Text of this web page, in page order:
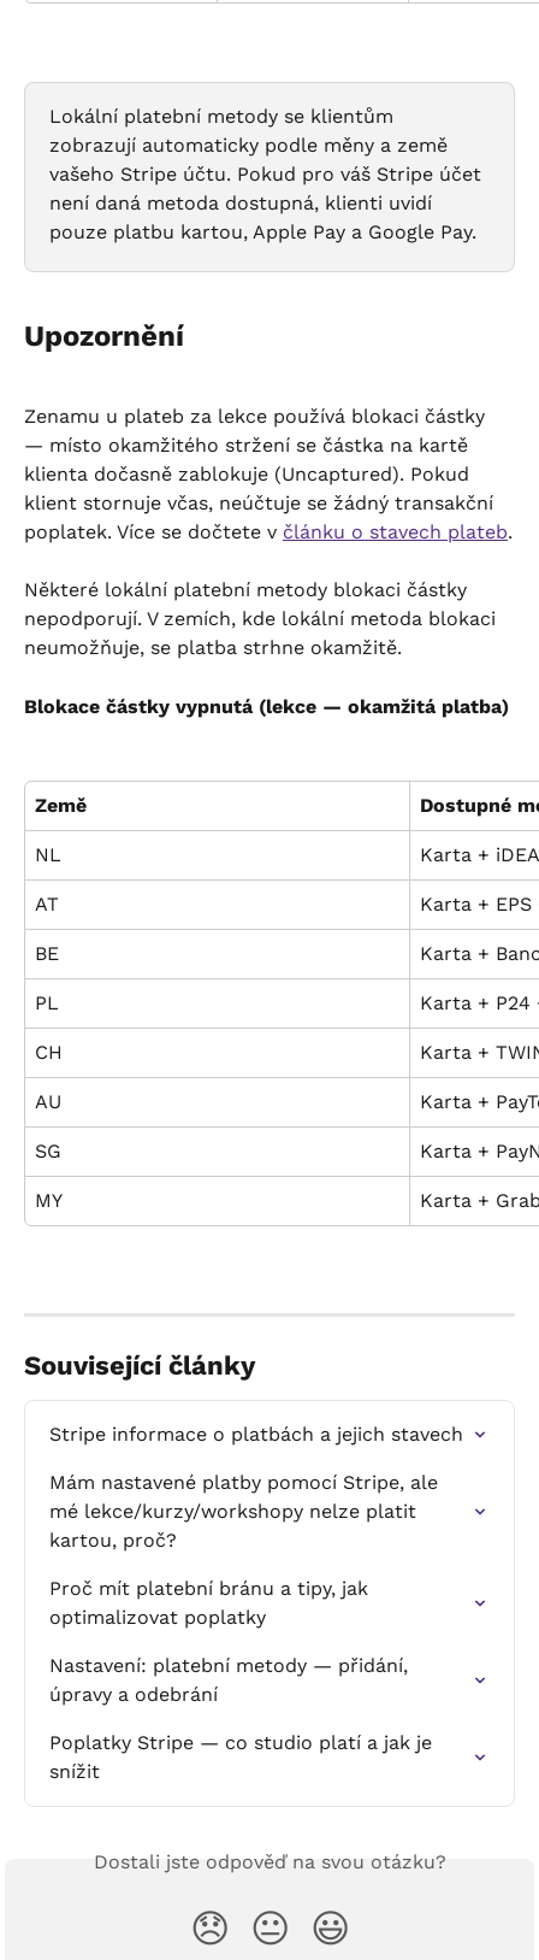
Lokální platební metody se klientům
zobrazují automaticky podle měny a země
vašeho Stripe účtu. Pokud pro váš Stripe účet
není daná metoda dostupná, klienti uvidí
pouze platbu kartou, Apple Pay a Google Pay.
Upozornění
Zenamu u plateb za lekce používá blokaci částky
— místo okamžitého stržení se částka na kartě
klienta dočasně zablokuje (Uncaptured). Pokud
klient stornuje včas, neúčtuje se žádný transakční
poplatek. Více se dočtete v článku o stavech plateb.
Některé lokální platební metody blokaci částky
nepodporují. V zemích, kde lokální metoda blokaci
neumožňuje, se platba strhne okamžitě.
Blokace částky vypnutá (lekce — okamžitá platba)
Země Dostupné
NL Karta +
AT Karta +
BE Karta +
PL Karta + P24
CH Karta +
AU Karta +
SG Karta +
MY Karta +
Související články
Stripe informace o platbách a jejich stavech
Mám nastavené platby pomocí Stripe, ale
mé lekce/kurzy/workshopy nelze platit
kartou, proč?
Proč mít platební bránu a tipy, jak
optimalizovat poplatky
Nastavení: platební metody — přidání,
úpravy a odebrání
Poplatky Stripe — co studio platí a jak je
snížit
Dostali jste odpověď na svou otázku?
😞 😐 😃